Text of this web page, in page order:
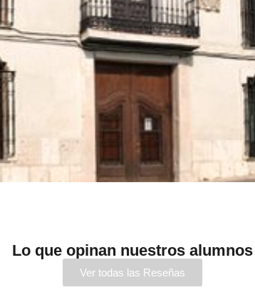
Lo que opinan nuestros alumnos
Ver todas las Reseñas